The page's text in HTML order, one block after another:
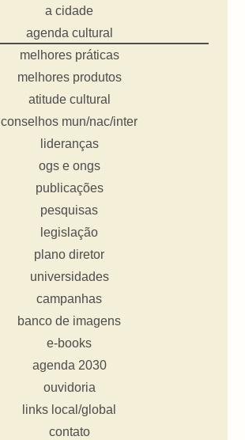
a cidade
agenda cultural
melhores práticas
melhores produtos
atitude cultural
conselhos mun/nac/inter
lideranças
ogs e ongs
publicações
pesquisas
legislação
plano diretor
universidades
campanhas
banco de imagens
e-books
agenda 2030
ouvidoria
links local/global
contato